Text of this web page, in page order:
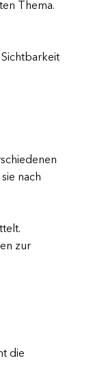
Thema.
nach
zur
die